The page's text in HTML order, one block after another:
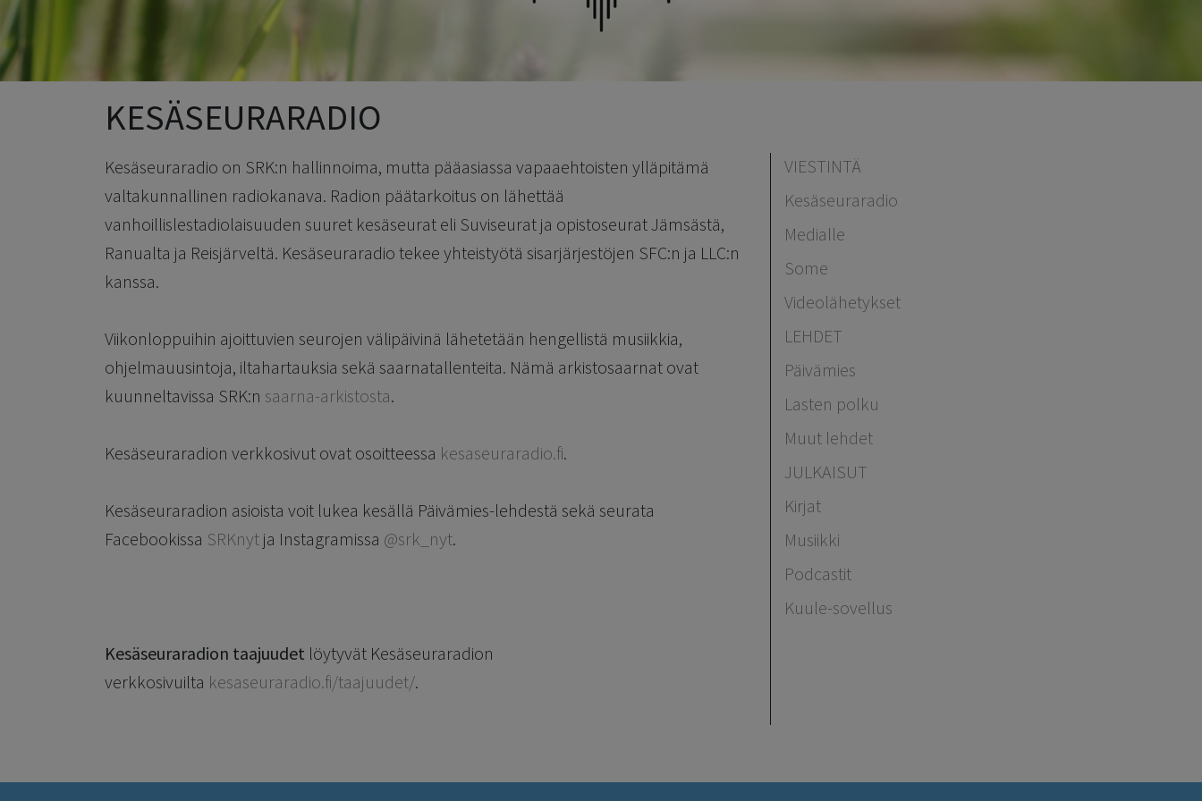
KESÄSEURARADIO
Kesäseuraradio on SRK:n hallinnoima, mutta pääasiassa vapaaehtoisten ylläpitämä
valtakunnallinen radiokanava. Radion päätarkoitus on lähettää
vanhoillislestadiolaisuuden suuret kesäseurat eli Suviseurat ja opistoseurat Jämsästä,
Ranualta ja Reisjärveltä. Kesäseuraradio tekee yhteistyötä sisarjärjestöjen SFC:n ja LLC:n
kanssa.
Viikonloppuihin ajoittuvien seurojen välipäivinä lähetetään hengellistä musiikkia,
ohjelmauusintoja, iltahartauksia sekä saarnatallenteita. Nämä arkistosaarnat ovat
kuunneltavissa SRK:n saarna-arkistosta.
Kesäseuraradion verkkosivut ovat osoitteessa kesaseuraradio.fi.
Kesäseuraradion asioista voit lukea kesällä Päivämies-lehdestä sekä seurata
Facebookissa SRKnyt ja Instagramissa @srk_nyt.
Kesäseuraradion taajuudet löytyvät Kesäseuraradion
verkkosivuilta kesaseuraradio.fi/taajuudet/.
VIESTINTÄ
Kesäseuraradio
Medialle
Some
Videolähetykset
LEHDET
Päivämies
Lasten polku
Muut lehdet
JULKAISUT
Kirjat
Musiikki
Podcastit
Kuule-sovellus